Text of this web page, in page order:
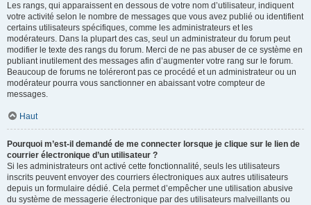
Les rangs, qui apparaissent en dessous de votre nom d’utilisateur, indiquent
votre activité selon le nombre de messages que vous avez publié ou identifient
certains utilisateurs spécifiques, comme les administrateurs et les
modérateurs. Dans la plupart des cas, seul un administrateur du forum peut
modifier le texte des rangs du forum. Merci de ne pas abuser de ce système en
publiant inutilement des messages afin d’augmenter votre rang sur le forum.
Beaucoup de forums ne toléreront pas ce procédé et un administrateur ou un
modérateur pourra vous sanctionner en abaissant votre compteur de
messages.
Haut
Pourquoi m’est-il demandé de me connecter lorsque je clique sur le lien de
courrier électronique d’un utilisateur ?
Si les administrateurs ont activé cette fonctionnalité, seuls les utilisateurs
inscrits peuvent envoyer des courriers électroniques aux autres utilisateurs
depuis un formulaire dédié. Cela permet d’empêcher une utilisation abusive
du système de messagerie électronique par des utilisateurs malveillants ou